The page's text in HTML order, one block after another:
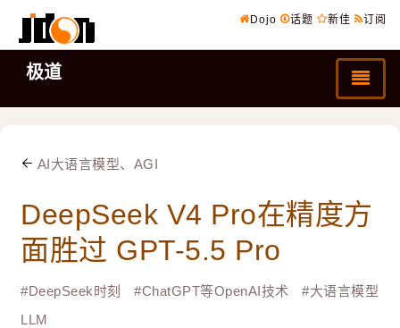
Dojo 话题 新佳 订阅
极道
AI大语言模型、AGI
DeepSeek V4 Pro在精度方
面胜过 GPT-5.5 Pro
#DeepSeek时刻 #ChatGPT等OpenAI技术 #大语言模型
LLM